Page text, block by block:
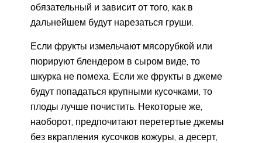
обязательный и зависит от того, как в
дальнейшем будут нарезаться груши.
Если фрукты измельчают мясорубкой или
пюрируют блендером в сыром виде, то
шкурка не помеха. Если же фрукты в джеме
будут попадаться крупными кусочками, то
плоды лучше почистить. Некоторые же,
наоборот, предпочитают перетертые джемы
без вкрапления кусочков кожуры, а десерт,